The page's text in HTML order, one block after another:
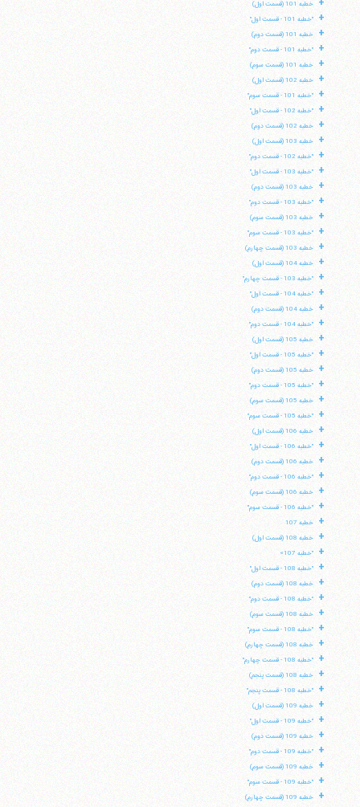
خطبه 101 (قسمت اول)
+ "خطبه 101 - قسمت اول"
+ خطبه 101 (قسمت دوم)
+ "خطبه 101 - قسمت دوم"
+ خطبه 101 (قسمت سوم)
+ خطبه 102 (قسمت اول)
+ "خطبه 101 - قسمت سوم"
+ "خطبه 102 - قسمت اول"
+ خطبه 102 (قسمت دوم)
+ خطبه 103 (قسمت اول)
+ "خطبه 102 - قسمت دوم"
+ "خطبه 103 - قسمت اول"
+ خطبه 103 (قسمت دوم)
+ "خطبه 103 - قسمت دوم"
+ خطبه 103 (قسمت سوم)
+ "خطبه 103 - قسمت سوم"
+ خطبه 103 (قسمت چهارم)
+ خطبه 104 (قسمت اول)
+ "خطبه 103 - قسمت چهارم"
+ "خطبه 104 - قسمت اول"
+ خطبه 104 (قسمت دوم)
+ "خطبه 104 - قسمت دوم"
+ خطبه 105 (قسمت اول)
+ "خطبه 105 - قسمت اول"
+ خطبه 105 (قسمت دوم)
+ "خطبه 105 - قسمت دوم"
+ خطبه 105 (قسمت سوم)
+ "خطبه 105 - قسمت سوم"
+ خطبه 106 (قسمت اول)
+ "خطبه 106 - قسمت اول"
+ خطبه 106 (قسمت دوم)
+ "خطبه 106 - قسمت دوم"
+ خطبه 106 (قسمت سوم)
+ "خطبه 106 - قسمت سوم"
+ خطبه 107
+ خطبه 108 (قسمت اول)
+ "خطبه 107»
+ "خطبه 108 - قسمت اول"
+ خطبه 108 (قسمت دوم)
+ "خطبه 108 - قسمت دوم"
+ خطبه 108 (قسمت سوم)
+ "خطبه 108 - قسمت سوم"
+ خطبه 108 (قسمت چهارم)
+ "خطبه 108 - قسمت چهارم"
+ خطبه 108 (قسمت پنجم)
+ "خطبه 108 - قسمت پنجم"
+ خطبه 109 (قسمت اول)
+ "خطبه 109 - قسمت اول"
+ خطبه 109 (قسمت دوم)
+ "خطبه 109 - قسمت دوم"
+ خطبه 109 (قسمت سوم)
+ "خطبه 109 - قسمت سوم"
+ خطبه 109 (قسمت چهارم)